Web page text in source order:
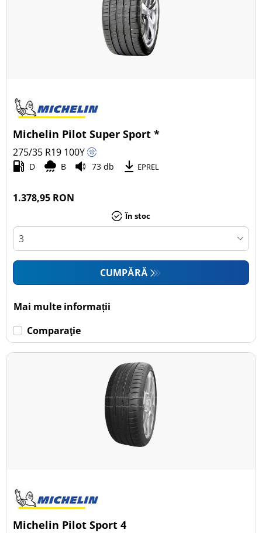
Michelin Pilot Super Sport *
275/35 R19 100Y
D B 73 db EPREL
1.378,95 RON
În stoc
CUMPĂRĂ
Mai multe informații
Comparaţie
Michelin Pilot Sport 4